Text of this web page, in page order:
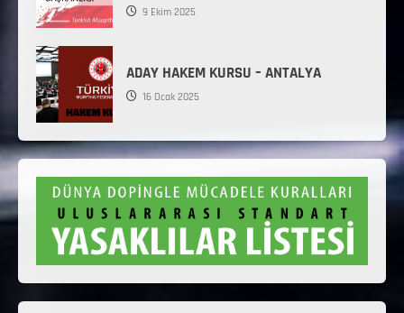
9 Ekim 2025
ADAY HAKEM KURSU – ANTALYA
16 Ocak 2025